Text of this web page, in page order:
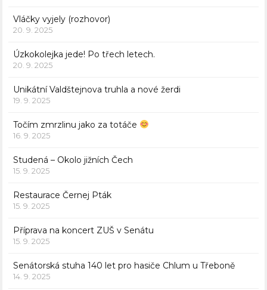
Vláčky vyjely (rozhovor)
20. 9. 2025
Úzkokolejka jede! Po třech letech.
20. 9. 2025
Unikátní Valdštejnova truhla a nové žerdi
19. 9. 2025
Točím zmrzlinu jako za totáče
16. 9. 2025
Studená – Okolo jižních Čech
15. 9. 2025
Restaurace Černej Pták
15. 9. 2025
Příprava na koncert ZUŠ v Senátu
15. 9. 2025
Senátorská stuha 140 let pro hasiče Chlum u Třeboně
14. 9. 2025